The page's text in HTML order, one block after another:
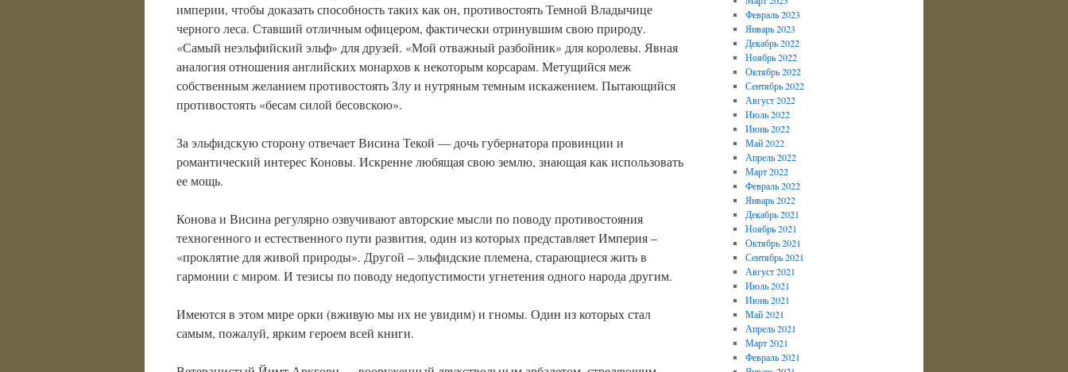
империи, чтобы доказать способность таких как он, противостоять Темной Владычице
черного леса. Ставший отличным офицером, фактически отринувшим свою природу.
«Самый неэльфийский эльф» для друзей. «Мой отважный разбойник» для королевы. Явная
аналогия отношения английских монархов к некоторым корсарам. Метущийся меж
собственным желанием противостоять Злу и нутряным темным искажением. Пытающийся
противостоять «бесам силой бесовскою».
За эльфидскую сторону отвечает Висина Текой — дочь губернатора провинции и
романтический интерес Коновы. Искренне любящая свою землю, знающая как использовать
ее мощь.
Конова и Висина регулярно озвучивают авторские мысли по поводу противостояния
техногенного и естественного пути развития, один из которых представляет Империя –
«проклятие для живой природы». Другой – эльфидские племена, старающиеся жить в
гармонии с миром. И тезисы по поводу недопустимости угнетения одного народа другим.
Имеются в этом мире орки (вживую мы их не увидим) и гномы. Один из которых стал
самым, пожалуй, ярким героем всей книги.
Февраль 2023
Январь 2023
Декабрь 2022
Ноябрь 2022
Октябрь 2022
Сентябрь 2022
Август 2022
Июль 2022
Июнь 2022
Май 2022
Апрель 2022
Март 2022
Февраль 2022
Январь 2022
Декабрь 2021
Ноябрь 2021
Октябрь 2021
Сентябрь 2021
Август 2021
Июль 2021
Июнь 2021
Май 2021
Апрель 2021
Март 2021
Февраль 2021